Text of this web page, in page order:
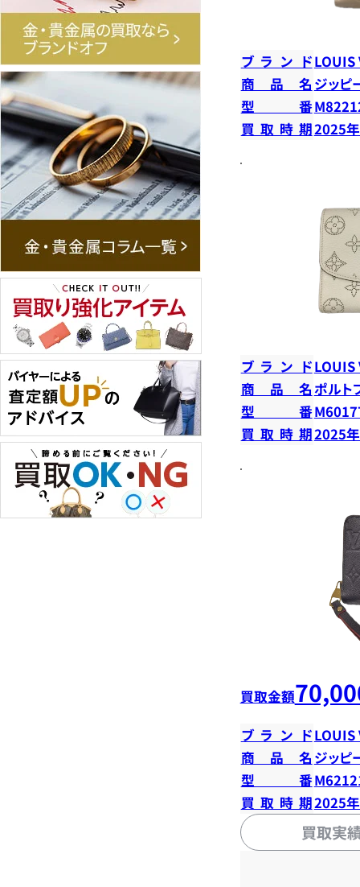
ブランドLOUIS
商品名 ジッピ
型番
買取時期2025
ブランドLOUIS
商品名ポルト
型番
買取時期2025
買取金額
ブランドLOUIS
商品名 ジッピ
型番
買取時期2025
買取実